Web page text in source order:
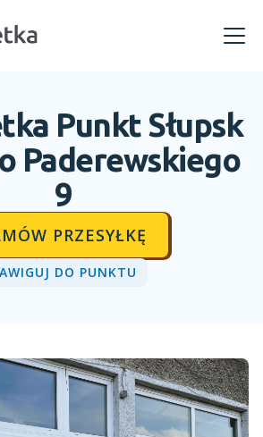
Punkt Słupsk
Paderewskiego
9
PRZESYŁKĘ
DO PUNKTU